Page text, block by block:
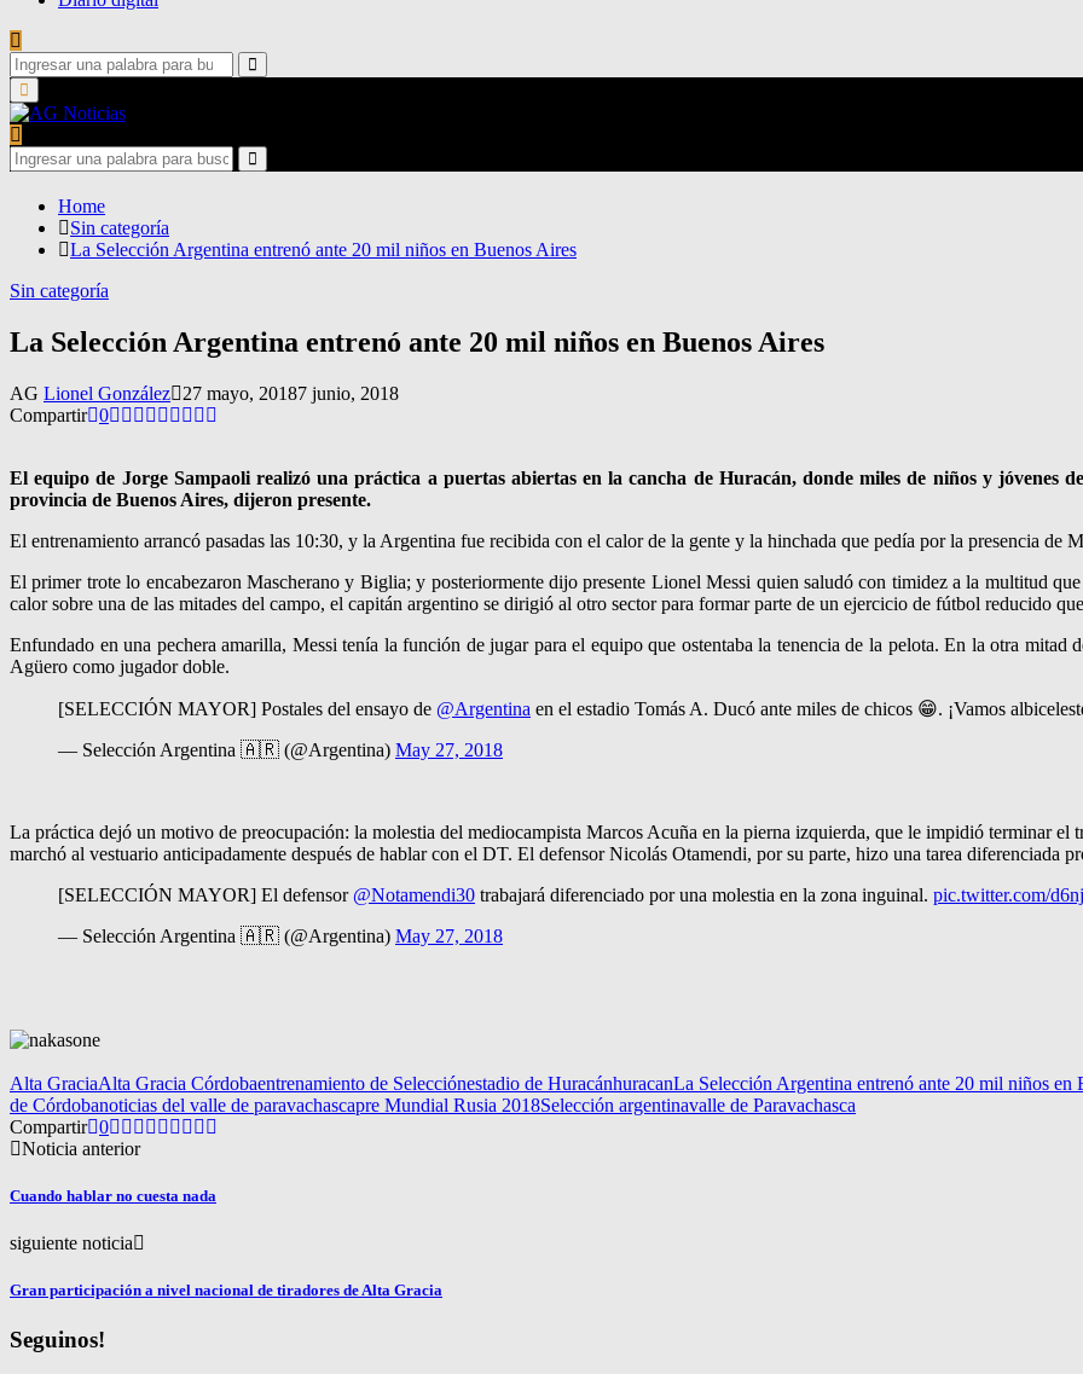
Search
for:
Search
Primary
Menu
Search
for:
Search
Home
Sin categoría
La Selección Argentina entrenó ante 20 mil niños en Buenos Aires
Sin categoría
La Selección Argentina entrenó ante 20 mil niños en Buenos Aires
AG Lionel González 27 mayo, 20187 junio, 2018
Compartir 0
El equipo de Jorge Sampaoli realizó una práctica a puertas abiertas en la cancha de Huracán, donde miles de niños y jóvenes
provincia de Buenos Aires, dijeron presente.
El entrenamiento arrancó pasadas las 10:30, y la Argentina fue recibida con el calor de la gente y la hinchada que pedía por la presencia de
El primer trote lo encabezaron Mascherano y Biglia; y posteriormente dijo presente Lionel Messi quien saludó con timidez a la multitud
calor sobre una de las mitades del campo, el capitán argentino se dirigió al otro sector para formar parte de un ejercicio de fútbol reducido
Enfundado en una pechera amarilla, Messi tenía la función de jugar para el equipo que ostentaba la tenencia de la pelota. En la otra
Agüero como jugador doble.
[SELECCIÓN MAYOR] Postales del ensayo de @Argentina en el estadio Tomás A. Ducó ante miles de chicos 😁. ¡Vamos
— Selección Argentina 🇦🇷 (@Argentina) May 27, 2018
La práctica dejó un motivo de preocupación: la molestia del mediocampista Marcos Acuña en la pierna izquierda, que le impidió terminar
marchó al vestuario anticipadamente después de hablar con el DT. El defensor Nicolás Otamendi, por su parte, hizo una tarea diferenciada
[SELECCIÓN MAYOR] El defensor @Notamendi30 trabajará diferenciado por una molestia en la zona inguinal. pic.twitter.com/
— Selección Argentina 🇦🇷 (@Argentina) May 27, 2018
Alta GraciaAlta Gracia Córdobaentrenamiento de Selecciónestadio de HuracánhuracanLa Selección Argentina entrenó ante 20 mil niños en
de Córdobanoticias del valle de paravachascapre Mundial Rusia 2018Selección argentinavalle de Paravachasca
Compartir 0
Noticia anterior
Cuando hablar no cuesta nada
siguiente noticia
Gran participación a nivel nacional de tiradores de Alta Gracia
Seguinos!